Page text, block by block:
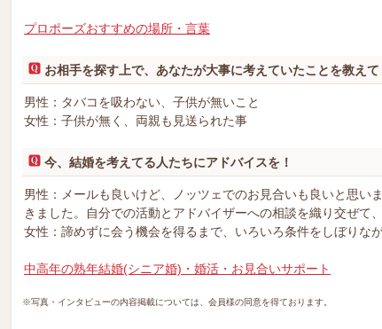
プロポーズおすすめの場所・言葉
お相手を探す上で、あなたが大事に考えていたことを教えて
男性：タバコを吸わない、子供が無いこと
女性：子供が無く、両親も見送られた事
今、結婚を考えてる人たちにアドバイスを！
男性：メールも良いけど、ノッツェでのお見合いも良いと思
きました。自分での活動とアドバイザーへの相談を織り交ぜて
女性：諦めずに会う機会を得るまで、いろいろ条件をしぼりな
中高年の熟年結婚(シニア婚)・婚活・お見合いサポート
※写真・インタビューの内容掲載については、会員様の同意を得ております。